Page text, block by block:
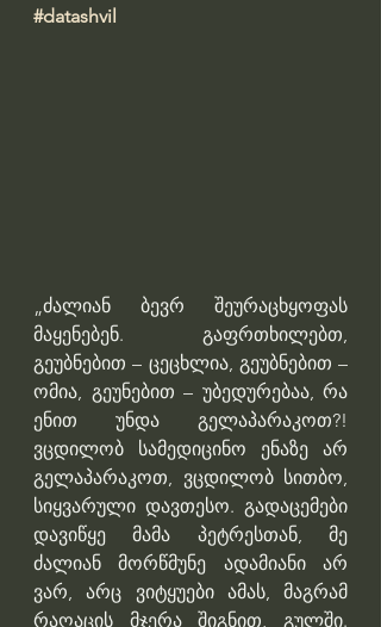
#datashvil
„ძალიან ბევრ შეურაცხყოფას
მაყენებენ. გაფრთხილებთ,
გეუბნებით – ცეცხლია, გეუბნებით –
ომია, გეუნებით – უბედურებაა, რა
ენით უნდა გელაპარაკოთ?!
ვცდილობ სამედიცინო ენაზე არ
გელაპარაკოთ, ვცდილობ სითბო,
სიყვარული დავთესო. გადაცემები
დავიწყე მამა პეტრესთან, მე
ძალიან მორწმუნე ადამიანი არ
ვარ, არც ვიტყუები ამას, მაგრამ
რაღაცის მჯერა შიგნით, გულში.